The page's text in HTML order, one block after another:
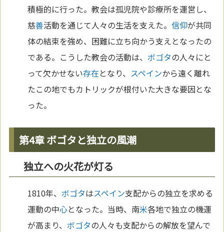
積極的に行った。教会は孤児院や診療所を運営し、
慈善活動を通じて人々の生活を支えた。信仰が共同
体の結束を強め、困難に立ち向かう支えとなったの
である。こうした教会の活動は、 ボゴタの人々にと
って欠かせない存在となり、 スペインから遠く離れ
たこの地でもカトリックが根付いた大きな要因とな
った。
第4章 ボゴタと独立の風潮
独立への火花が灯る
1810年、 ボゴタはスペイン支配からの独立を求める
運動の中心となった。当時、南米各地で独立の機運
が高まり、 ボゴタの人々も支配からの解放を望んで